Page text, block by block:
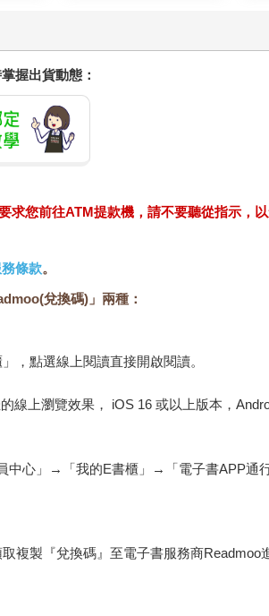
握出貨動態：
您前往ATM提款機，請不要聽從指示，以
條款。
兌換碼)」兩種：
，點選線上閱讀直接開啟閱讀。
線上瀏覽效果， iOS 16 或以上版本，
中心」→「我的E書櫃」→「電子書APP通
複製『兌換碼』至電子書服務商Readmoo